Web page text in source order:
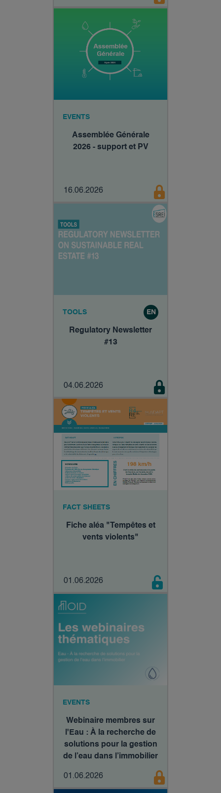
EVENTS
Assemblée Générale
2026 - support et PV
16.06.2026
TOOLS EN
Regulatory Newsletter
#13
04.06.2026
FACT SHEETS
Fiche aléa "Tempêtes et
vents violents"
01.06.2026
EVENTS
Webinaire membres sur
l'Eau : À la recherche de
solutions pour la gestion
de l’eau dans l’immobilier
01.06.2026